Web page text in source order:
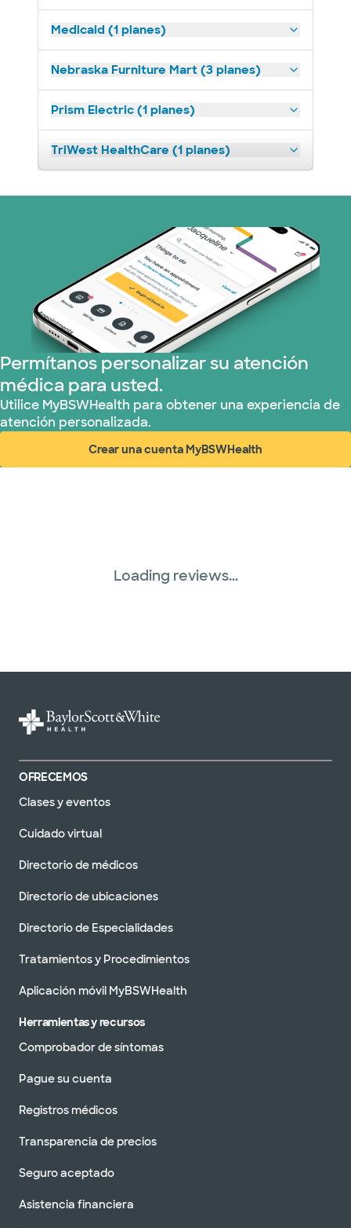
Medicaid (1 planes)
Nebraska Furniture Mart (3 planes)
Prism Electric (1 planes)
TriWest HealthCare (1 planes)
Permítanos personalizar su atención
médica para usted.
Utilice MyBSWHealth para obtener una experiencia de
atención personalizada.
Crear una cuenta MyBSWHealth
(abre en ventana nueva)
Loading reviews...
OFRECEMOS
Clases y eventos
Cuidado virtual
Directorio de médicos
Directorio de ubicaciones
Directorio de Especialidades
Tratamientos y Procedimientos
Aplicación móvil MyBSWHealth
Herramientas y recursos
Comprobador de síntomas
Pague su cuenta
Registros médicos
Transparencia de precios
Seguro aceptado
Asistencia financiera